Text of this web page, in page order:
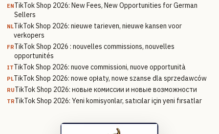
ENTikTok Shop 2026: New Fees, New Opportunities for German
Sellers
NLTikTok Shop 2026: nieuwe tarieven, nieuwe kansen voor
verkopers
FRTikTok Shop 2026 : nouvelles commissions, nouvelles
opportunités
ITTikTok Shop 2026: nuove commissioni, nuove opportunità
PLTikTok Shop 2026: nowe opłaty, nowe szanse dla sprzedawców
RUTikTok Shop 2026: новые комиссии и новые возможности
TRTikTok Shop 2026: Yeni komisyonlar, satıcılar için yeni fırsatlar